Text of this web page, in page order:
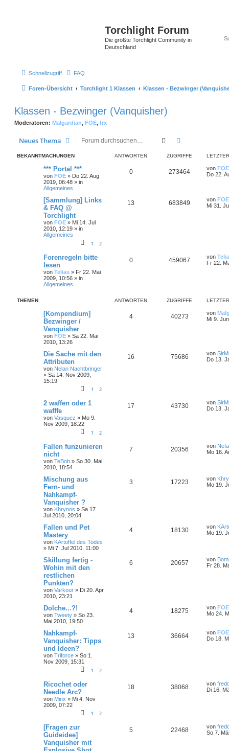
Torchlight Forum
Die größte Torchlight Community in
Deutschland
Schnellzugriff FAQ
Foren-Übersicht Torchlight 1 Klassen Klassen - Bezwinger
Klassen - Bezwinger (Vanquisher)
Moderatoren: Malgardian FOE frx
Neues Thema Suche
BEKANNTMACHUNGEN ANTWORTEN ZUGRIFFE
*** Portal ***
von FOE » Do 22. Aug
2019, 06:48 » in
Allgemeines
0 273464 von FOE
Do 22.
[Sammlung] Links
& FAQ @
Torchlight
von FOE » Mi 14. Jul
2010, 12:19 » in
Allgemeines
1 2
13 683849 von FOE
Mi 31.
Forenregeln bitte
lesen
von Telias » Fr 22. Mai
2009, 10:56 » in
Allgemeines
0 459067 von
Fr 22.
THEMEN ANTWORTEN ZUGRIFFE
[Kompendium]
Bezwinger /
Vanquisher
von FOE » Sa 22. Mai
2010, 13:26
4 40273 von
Mi 9.
Die Sache mit den
Attributen
von Nelan Nachtbringer
» Sa 14. Nov 2009,
15:19
1 2
16 75686 von
Do 13.
2 waffen oder 1
wafffe
von Vasquez » Mo 9.
Nov 2009, 18:22
1 2
17 43730 von
Do 13.
Fallen funzunieren
nicht
von TeBob » So 30. Mai
2010, 18:54
7 20356 von
Mo 16.
Mischung aus
Fern- und
Nahkampf-
Vanquisher ?
von Khrynos » Sa 17.
Jul 2010, 20:04
3 17223 von
Mo 19.
Fallen und Pet
Mastery
von KArtoffel des Todes
» Mi 7. Jul 2010, 11:00
4 18130 von
Mo 19.
Skillung fertig -
Wohin mit den
restlichen
Punkten?
von Varkour » Di 20. Apr
2010, 23:21
6 20657 von
Fr 28.
Dolche...?!
von Tweety » So 23.
Mai 2010, 19:50
4 18275 von FOE
Mo 24.
Nahkampf-
Vanquisher: Tipps
und Ideen?
von Triforce » So 1.
Nov 2009, 15:31
1 2
13 36664 von FOE
Do 18.
Ricochet oder
Needle Arc?
von Minx » Mi 4. Nov
2009, 07:22
1 2
18 38068 von
Di 16.
[Fragen zur
Guideidee]
Vanquisher mit
5 22468 von
So 7.